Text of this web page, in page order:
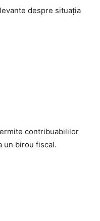
despre situația
contribuabililor
un birou fiscal.